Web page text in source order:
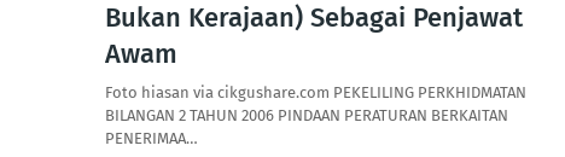
Bukan Kerajaan) Sebagai Penjawat
Awam
Foto hiasan via cikgushare.com PEKELILING PERKHIDMATAN
BILANGAN 2 TAHUN 2006 PINDAAN PERATURAN BERKAITAN
PENERIMAA…